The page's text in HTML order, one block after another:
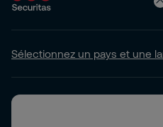
Sélectionnez un pays et une